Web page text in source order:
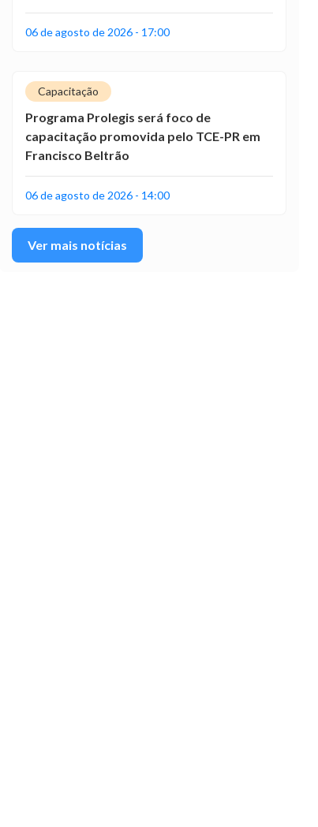
06 de agosto de 2026 - 17:00
Capacitação
Programa Prolegis será foco de
capacitação promovida pelo TCE-PR em
Francisco Beltrão
06 de agosto de 2026 - 14:00
Ver mais notícias